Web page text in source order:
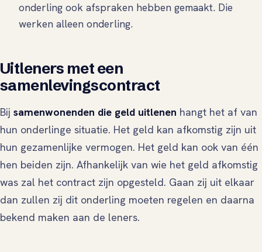
onderling ook afspraken hebben gemaakt. Die
werken alleen onderling.
Uitleners met een
samenlevingscontract
Bij samenwonenden die geld uitlenen hangt het af van
hun onderlinge situatie. Het geld kan afkomstig zijn uit
hun gezamenlijke vermogen. Het geld kan ook van één
hen beiden zijn. Afhankelijk van wie het geld afkomstig
was zal het contract zijn opgesteld. Gaan zij uit elkaar
dan zullen zij dit onderling moeten regelen en daarna
bekend maken aan de leners.